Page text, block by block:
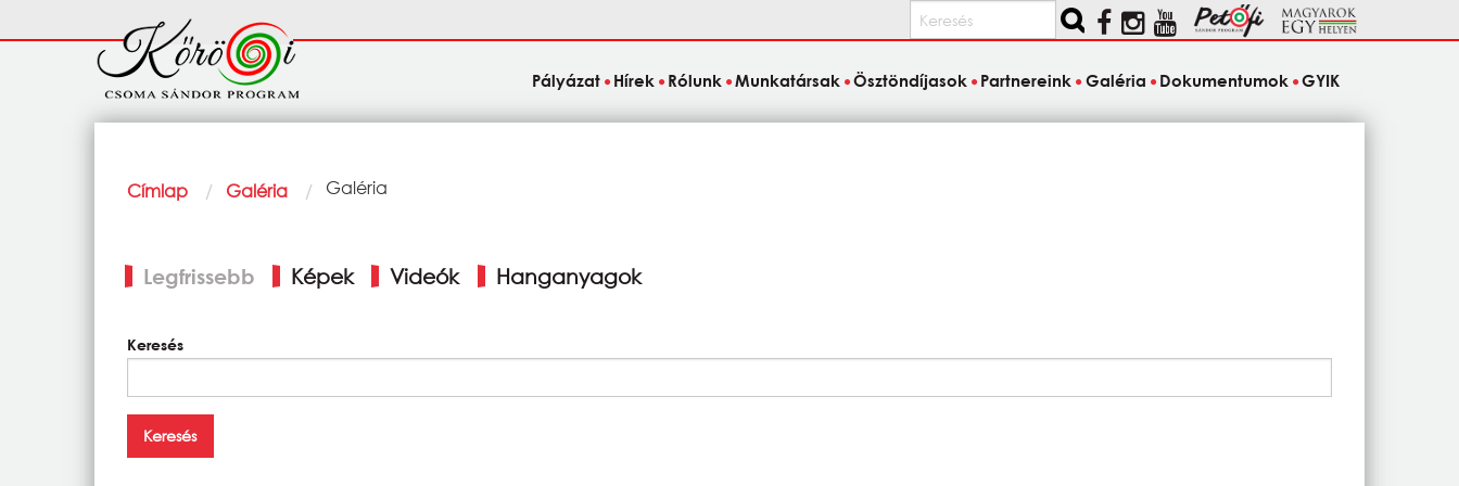
Keresés
Fő
navigáció
Pályázat Hírek Rólunk Munkatársak Ösztöndíjasok Partnereink Galéria Dokumentumok GYIK
Morzsa
Címlap Galéria Current:
Galéria
fülek
Legfrissebb Képek Videók Hanganyagok
Keresés